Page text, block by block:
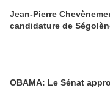
Jean-Pierre
candidature de
OBAMA: Le Sénat